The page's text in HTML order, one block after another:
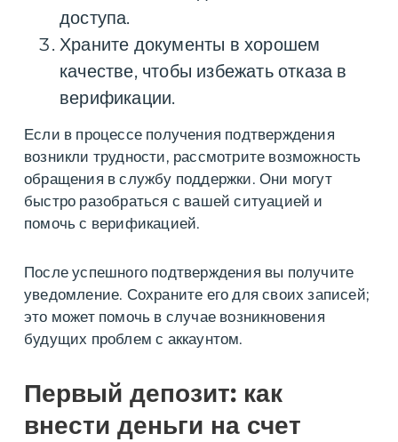
доступа.
Храните документы в хорошем
качестве, чтобы избежать отказа в
верификации.
Если в процессе получения подтверждения
возникли трудности, рассмотрите возможность
обращения в службу поддержки. Они могут
быстро разобраться с вашей ситуацией и
помочь с верификацией.
После успешного подтверждения вы получите
уведомление. Сохраните его для своих записей;
это может помочь в случае возникновения
будущих проблем с аккаунтом.
Первый депозит: как
внести деньги на счет